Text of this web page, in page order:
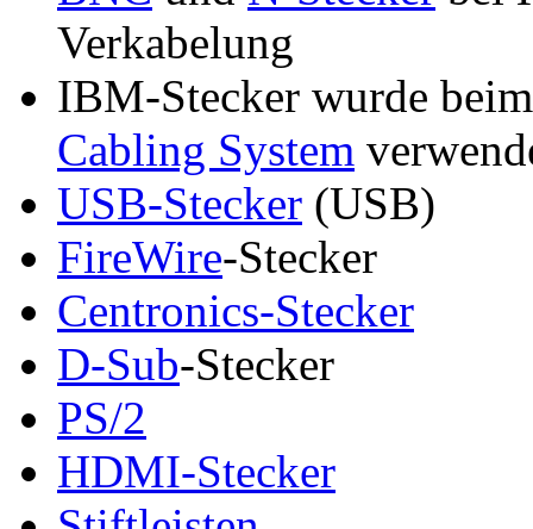
Verkabelung
IBM-Stecker wurde
Cabling System
USB-Stecker (USB)
FireWire-Stecker
Centronics-Stecker
D-Sub-Stecker
PS/2
HDMI-Stecker